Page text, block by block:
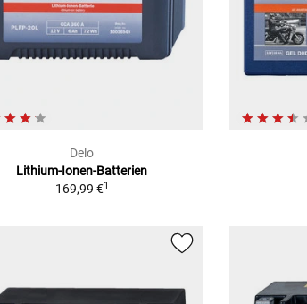
Delo
Lithium-Ionen-Batterien
169,99 €1